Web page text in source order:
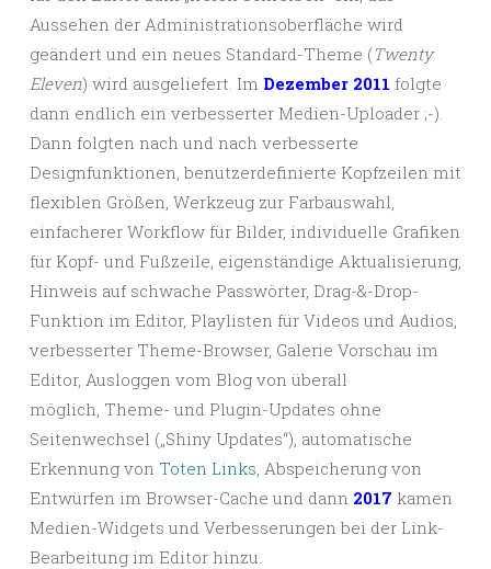
Aussehen der Administrationsoberfläche wird
geändert und ein neues Standard-Theme (Twenty
Eleven) wird ausgeliefert. Im Dezember 2011 folgte
dann endlich ein verbesserter Medien-Uploader ;-).
Dann folgten nach und nach verbesserte
Designfunktionen, benutzerdefinierte Kopfzeilen mit
flexiblen Größen, Werkzeug zur Farbauswahl,
einfacherer Workflow für Bilder, individuelle Grafiken
für Kopf- und Fußzeile, eigenständige Aktualisierung,
Hinweis auf schwache Passwörter, Drag-&-Drop-
Funktion im Editor, Playlisten für Videos und Audios,
verbesserter Theme-Browser, Galerie Vorschau im
Editor, Ausloggen vom Blog von überall
möglich, Theme- und Plugin-Updates ohne
Seitenwechsel („Shiny Updates“), automatische
Erkennung von Toten Links, Abspeicherung von
Entwürfen im Browser-Cache und dann 2017 kamen
Medien-Widgets und Verbesserungen bei der Link-
Bearbeitung im Editor hinzu.